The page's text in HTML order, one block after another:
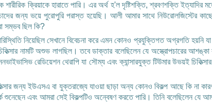
ক্রিয়াকে হারাতে পারি। এর অর্থ হ'ল দৃষ্টিশক্তি, শ্রবণশক্তি
জন্য ভয়ে পুরোপুরি পরাস্ত হয়েছি। আলী আমার সাথে নিউরোলজিস্টের
সম্ভব ছিল কি?
নিয়েছিল সেখানে বিবেচনা করে এমন কোনও প্রযুক্তিগত অগ্রগতি
নামটি অশুভ লাগছিল। তবে ডাক্তার বলেছিলেন যে অস্ত্রোপচারের
রেডিয়েশন থেরাপি যা সৌম্য এবং ক্যান্সারযুক্ত টিউমার উভয়ই
জন্য ইউএসএ বা যুক্তরাজ্যে যাওয়া ছাড়া অন্য কোনও বিকল্প আছে কি না
শুনেছেন এবং আমরা সেই বিকল্পটিও অন্বেষণ করতে পারি। তিনি বলেছিলেন